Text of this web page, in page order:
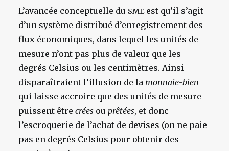
L’avancée conceptuelle du SMEest qu’il s’agit
d’un système distribué d’enregistrement des
flux économiques, dans lequel les unités de
mesure n’ont pas plus de valeur que les
degrés Celsius ou les centimètres. Ainsi
disparaîtraient l’illusion de la monnaie-bien
qui laisse accroire que des unités de mesure
puissent être crées ou prêtées, et donc
l’escroquerie de l’achat de devises (on ne paie
pas en degrés Celsius pour obtenir des